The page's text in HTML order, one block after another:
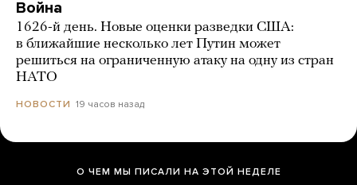
Война
1626-й день. Новые оценки разведки США:
в ближайшие несколько лет Путин может
решиться на ограниченную атаку на одну из стран
НАТО
НОВОСТИ 19 часов назад
О ЧЕМ МЫ ПИСАЛИ НА ЭТОЙ НЕДЕЛЕ